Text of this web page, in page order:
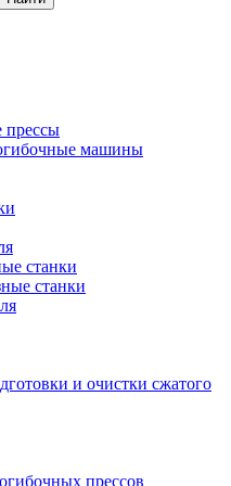
прессы
машины
станки
станки
и очистки сжатого
прессов